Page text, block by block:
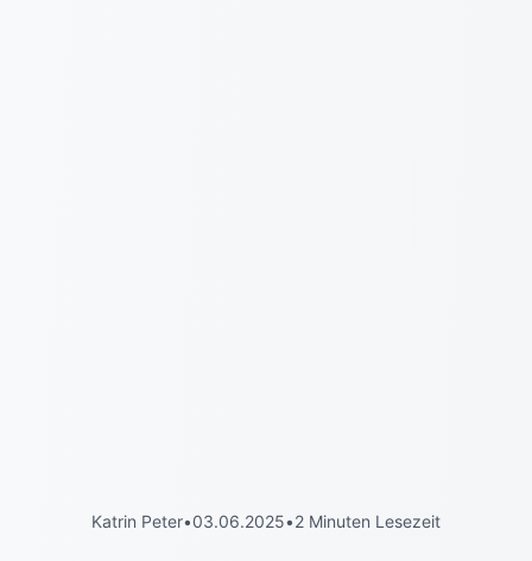
Katrin Peter•03.06.2025•2 Minuten Lesezeit